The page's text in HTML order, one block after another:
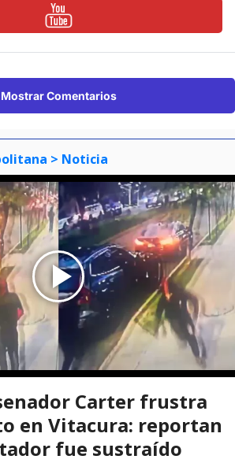
Mostrar Comentarios
> Noticia
Carter frustra
en Vitacura: reportan
fue sustraído